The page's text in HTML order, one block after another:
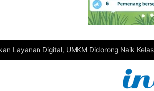
Layanan Digital, UMKM Didorong Naik Kelas